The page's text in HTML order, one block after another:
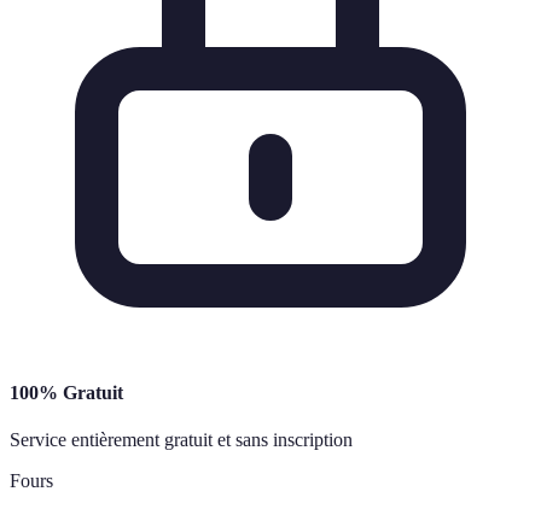
100% Gratuit
Service entièrement gratuit et sans inscription
Fours